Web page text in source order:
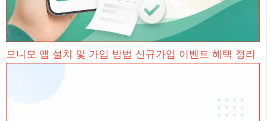
모니모 앱 설치 및 가입 방법 신규가입 이벤트 혜택 정리